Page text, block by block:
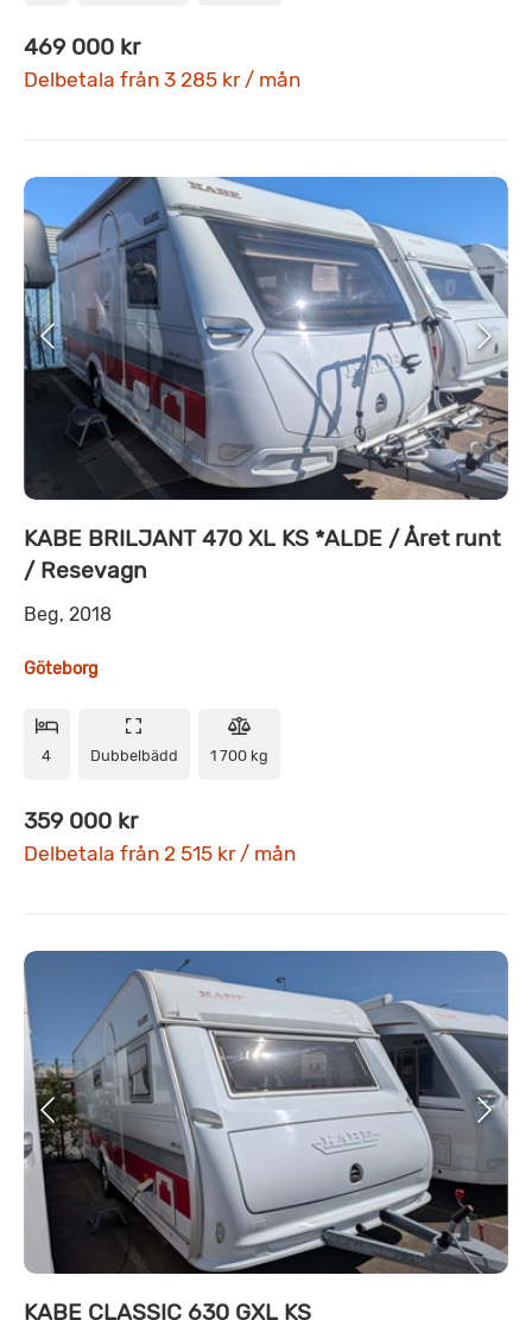
469 000 kr
Delbetala från 3 285 kr / mån
KABE BRILJANT 470 XL KS *ALDE / Året runt
/ Resevagn
Beg, 2018
Göteborg
4 Dubbelbädd 1 700 kg
359 000 kr
Delbetala från 2 515 kr / mån
KABE CLASSIC 630 GXL KS